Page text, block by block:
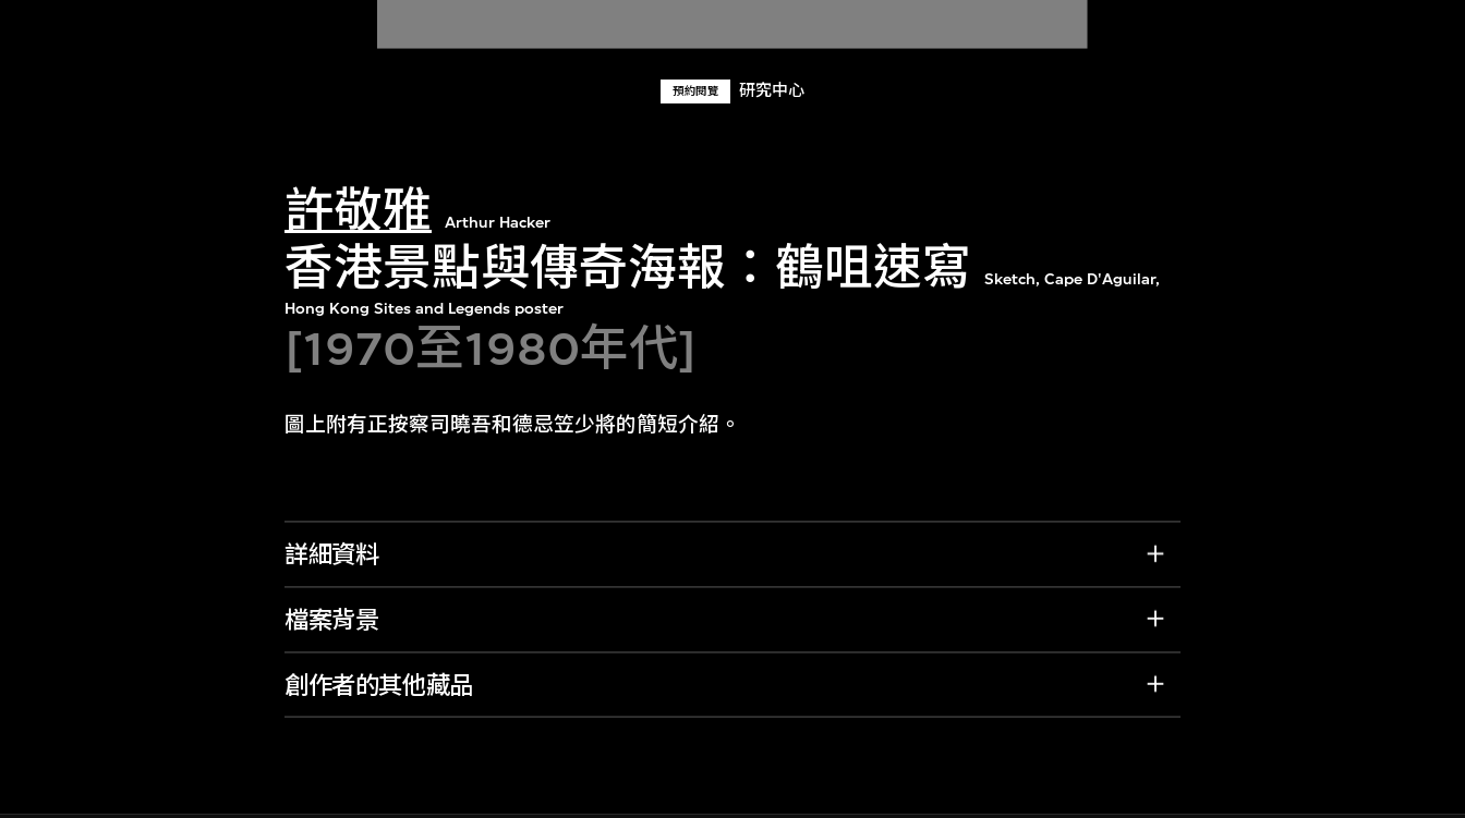
預約閱覽 研究中心
許敬雅 Arthur Hacker
香港景點與傳奇海報：鶴咀速寫
Sketch, Cape D'Aguilar,
Hong Kong Sites and Legends poster
[1970至1980年代]
圖上附有正按察司曉吾和德忌笠少將的簡短介紹。
詳細資料
檔案背景
創作者的其他藏品